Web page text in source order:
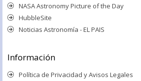
NASA Astronomy Picture of the Day
HubbleSite
Noticias Astronomía - EL PAIS
Información
Política de Privacidad y Avisos Legales